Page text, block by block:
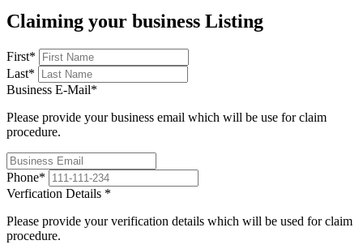
Claiming your business Listing
First*
Last*
Business E-Mail*
Please provide your business email which will be use for claim
procedure.
Phone*
Verfication Details *
Please provide your verification details which will be used for claim
procedure.